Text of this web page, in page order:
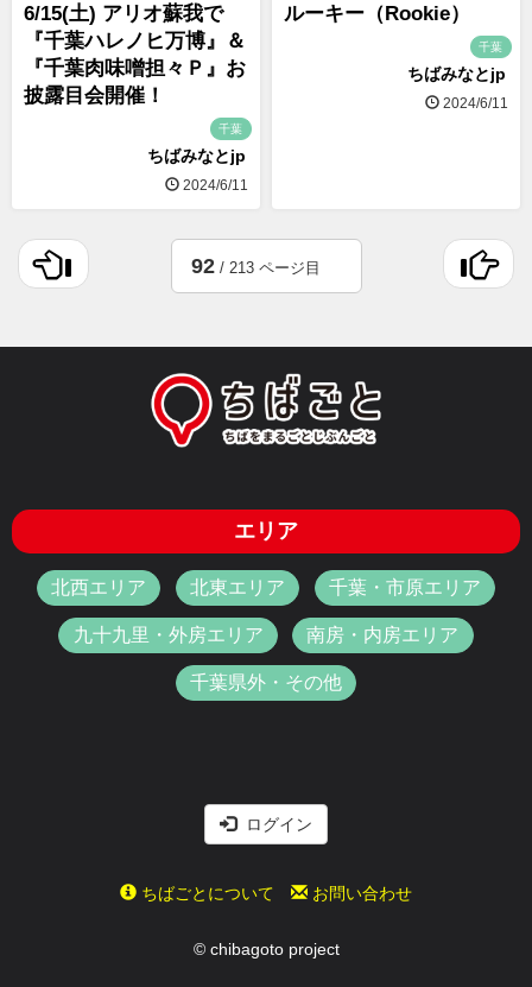
6/15(土) アリオ蘇我で
『千葉ハレノヒ万博』＆
『千葉肉味噌担々Ｐ』お
披露目会開催！
千葉
ちばみなとjp
2024/6/11
ルーキー（Rookie）
千葉
ちばみなとjp
2024/6/11
92/ 213 ページ目
エリア
北西エリア 北東エリア 千葉・市原エリア
九十九里・外房エリア 南房・内房エリア
千葉県外・その他
ログイン
ちばごとについて お問い合わせ
© chibagoto project